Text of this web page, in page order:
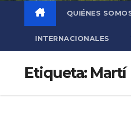
QUIÉNES
INTERNACIONALES
Etiqueta: Martí